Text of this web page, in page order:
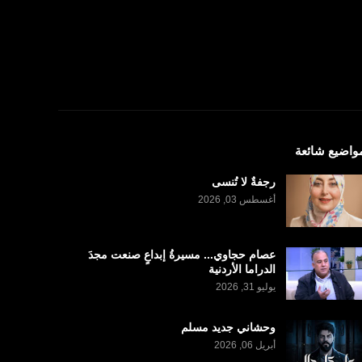
شائعة
رجفةٌ لا تُنسى
أغسطس 03, 2026
عصام حجاوي... مسيرةُ إبداعٍ صنعت مجدَ
الدراما الأردنية
يوليو 31, 2026
وحشاني جديد مسلم
أبريل 06, 2026